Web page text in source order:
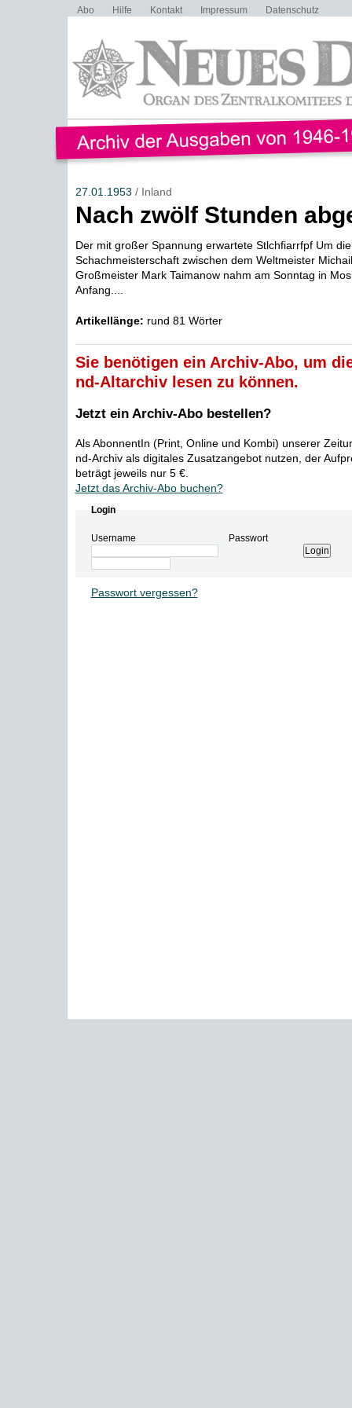
Abo Hilfe Kontakt Impressum Datenschutz
27.01.1953 / Inland
Nach zwölf Stunden
Der mit großer Spannung erwartete Stlchfiarrfpf Um
Schachmeisterschaft zwischen dem Weltmeister
Großmeister Mark Taimanow nahm am Sonntag in
Anfang....
Artikellänge: rund 81 Wörter
Sie benötigen ein Archiv-Abo, um
nd-Altarchiv lesen zu können.
Jetzt ein Archiv-Abo bestellen?
Als AbonnentIn (Print, Online und Kombi) unserer
nd-Archiv als digitales Zusatzangebot nutzen, der
beträgt jeweils nur 5 €.
Jetzt das Archiv-Abo buchen?
Login
Username Passwort
Passwort vergessen?